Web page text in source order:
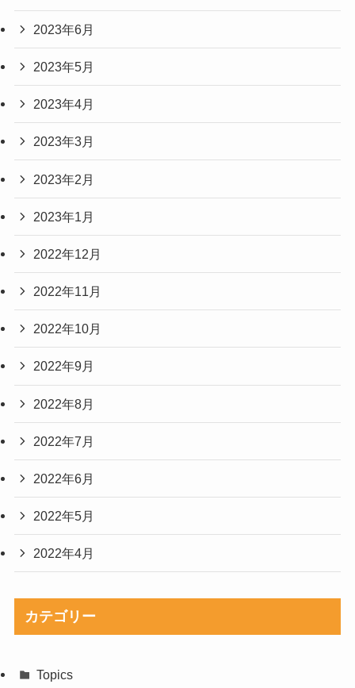
2023年6月
2023年5月
2023年4月
2023年3月
2023年2月
2023年1月
2022年12月
2022年11月
2022年10月
2022年9月
2022年8月
2022年7月
2022年6月
2022年5月
2022年4月
カテゴリー
Topics